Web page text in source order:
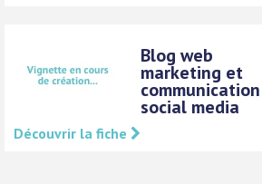
Blog web
marketing et
communication
social media
Découvrir la fiche